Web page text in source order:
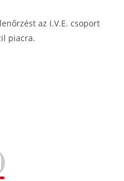
az I.V.E. csoport
piacra.